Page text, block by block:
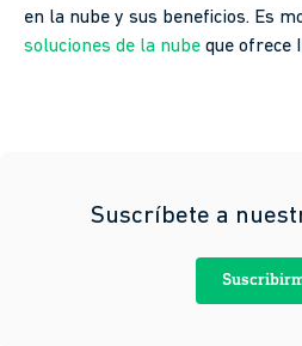
en la nube y sus beneficios. Es
soluciones de la nube que ofrece
Suscríbete a